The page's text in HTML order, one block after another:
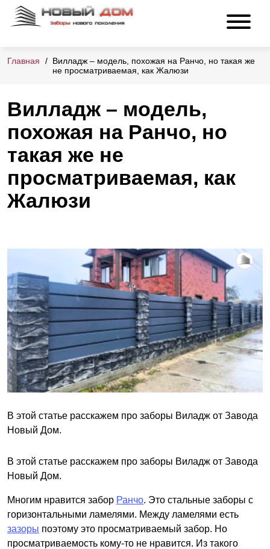
Главная
Вилладж – модель, похожая на Ранчо, но такая же
не просматриваемая, как Жалюзи
Вилладж – модель,
похожая на Ранчо, но
такая же не
просматриваемая, как
Жалюзи
В этой статье расскажем про заборы Виладж от Завода
Новый Дом.
В этой статье расскажем про заборы Виладж от Завода
Новый Дом.
Многим нравится забор Ранчо. Это стальные заборы с
горизонтальными ламелями. Между ламелями есть
зазоры поэтому это просматриваемый забор. Но
просматриваемость кому-то не нравится. Из такого